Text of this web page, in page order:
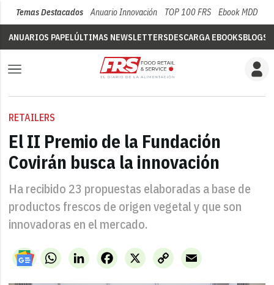
Temas Destacados Anuario Innovación TOP 100 FRS Ebook MDD
ANUARIOS PAPELÚLTIMAS NEWSLETTERSDESCARGA EBOOKSBLOGS
RETAILERS
El II Premio de la Fundación
Covirán busca la innovación
Ha recibido 23 propuestas elaboradas a base de
productos frescos de origen vegetal y que son
innovadoras en el mercado.
WhatsAppLinkedIn X
Facebook
Copy
Link
Email